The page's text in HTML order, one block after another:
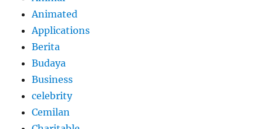
Animated
Applications
Berita
Budaya
Business
celebrity
Cemilan